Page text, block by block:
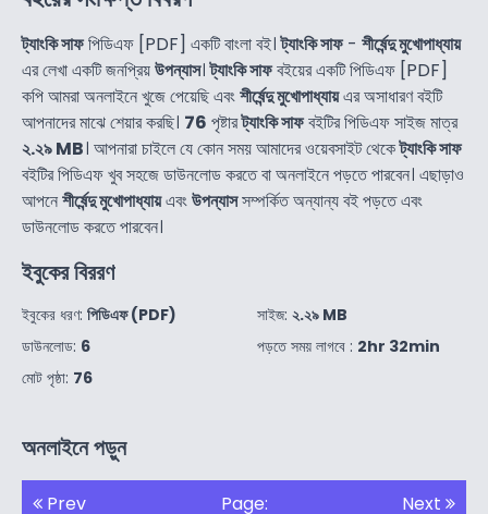
ট্যাংকি সাফপিডিএফ [PDF] একটি বাংলা বই।ট্যাংকি সাফ- শীর্ষেন্দু মুখোপাধ্যায়
এর লেখা একটি জনপ্রিয়উপন্যাস।ট্যাংকি সাফবইয়ের একটি পিডিএফ [PDF]
কপি আমরা অনলাইনে খুজে পেয়েছি এবংশীর্ষেন্দু মুখোপাধ্যায়এর অসাধারণ বইটি
আপনাদের মাঝে শেয়ার করছি। 76 পৃষ্টারট্যাংকি সাফবইটির পিডিএফ সাইজ মাত্র
২.২৯ MB। আপনারা চাইলে যে কোন সময় আমাদের ওয়েবসাইট থেকেট্যাংকি সাফ
বইটির পিডিএফ খুব সহজে ডাউনলোড করতে বা অনলাইনে পড়তে পারবেন। এছাড়াও
আপনেশীর্ষেন্দু মুখোপাধ্যায়এবংউপন্যাসসম্পর্কিত অন্যান্য বই পড়তে এবং
ডাউনলোড করতে পারবেন।
ইবুকের বিররণ
ইবুকের ধরণ: পিডিএফ (PDF)
ডাউনলোড: 6
মোট পৃষ্ঠা: 76
সাইজ: ২.২৯ MB
পড়তে সময় লাগবে : 2hr 32min
অনলাইনে পড়ুন
Prev Page: Next